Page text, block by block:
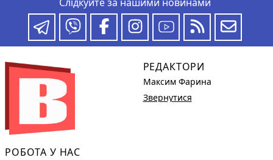
РОБОТА У НАС
РЕДАКТОРИ
Максим Фарина
Звернутися